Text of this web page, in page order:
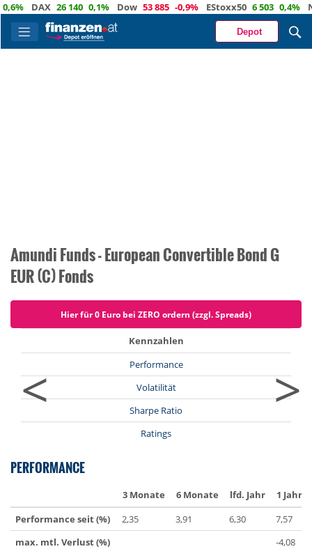
DAX 26 140 0,1% Dow 53 885 -0,9% EStoxx50 6 503 0,4%
Depot
Amundi Funds - European Convertible Bond G
EUR (C) Fonds
Hier für 0 Euro bei ZERO ordern (zzgl. Spreads)
<
Kennzahlen
Performance
Volatilität
Sharpe Ratio
Ratings
>
PERFORMANCE
3 Monate 6 Monate lfd. Jahr
1 Jahr
Performance seit (%)
2,35 3,91 6,30
7,57
max. mtl. Verlust (%)
-4,08